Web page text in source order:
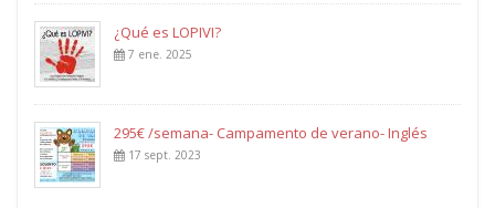
¿Qué es LOPIVI?
7 ene. 2025
295€ /semana- Campamento de verano- Inglés
17 sept. 2023